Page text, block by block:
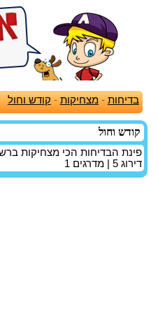
בדיחות -מצחיקות - קודש וחול
קודש וחול
פינת הבדיחות הכי מצחיקות
דירוג 5 | מדרגים 1